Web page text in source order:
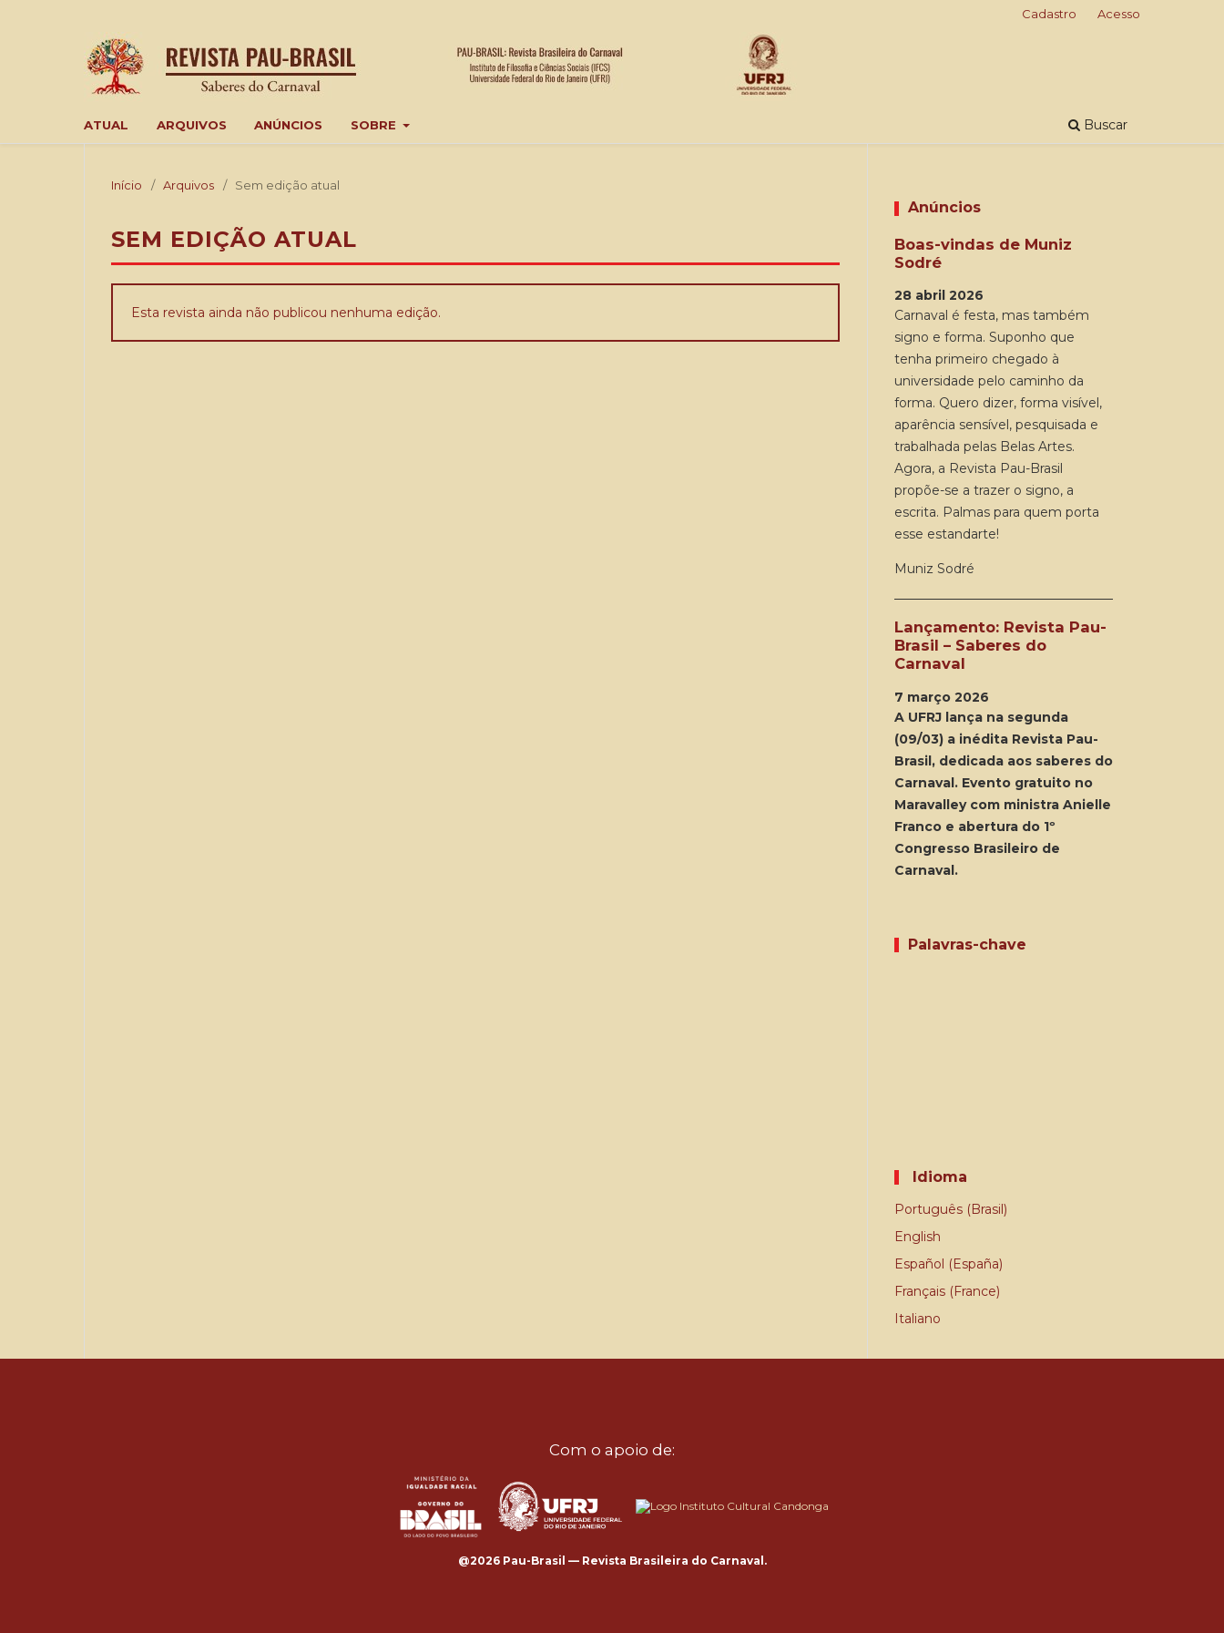
ATUAL ARQUIVOS ANÚNCIOS SOBRE Buscar
Cadastro Acesso
Início / Arquivos / Sem edição atual
SEM EDIÇÃO ATUAL
Esta revista ainda não publicou nenhuma edição.
Anúncios
Boas-vindas de Muniz
Sodré
28 abril 2026
Carnaval é festa, mas também
signo e forma. Suponho que
tenha primeiro chegado à
universidade pelo caminho da
forma. Quero dizer, forma visível,
aparência sensível, pesquisada e
trabalhada pelas Belas Artes.
Agora, a Revista Pau-Brasil
propõe-se a trazer o signo, a
escrita. Palmas para quem porta
esse estandarte!
Muniz Sodré
Lançamento: Revista Pau-
Brasil – Saberes do
Carnaval
7 março 2026
A UFRJ lança na segunda
(09/03) a inédita Revista Pau-
Brasil, dedicada aos saberes do
Carnaval. Evento gratuito no
Maravalley com ministra Anielle
Franco e abertura do 1º
Congresso Brasileiro de
Carnaval.
Palavras-chave
Idioma
Português (Brasil)
English
Español (España)
Français (France)
Italiano
Com o apoio de:
@2026 Pau-Brasil — Revista Brasileira do Carnaval.